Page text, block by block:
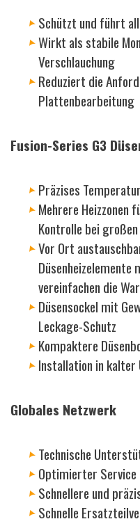
Schützt und führt
Wirkt als stabile
Verschlauchung
Reduziert die
Plattenbearbeitung
Fusion-Series G3
Präzises
Mehrere
Kontrolle bei
Vor Ort
Düsenheizelemente
vereinfachen die
Düsensockel mit
Leckage-Schutz
Kompaktere
Installation in
Globales Netzwerk
Technische
Optimierter
Schnellere und
Schnelle